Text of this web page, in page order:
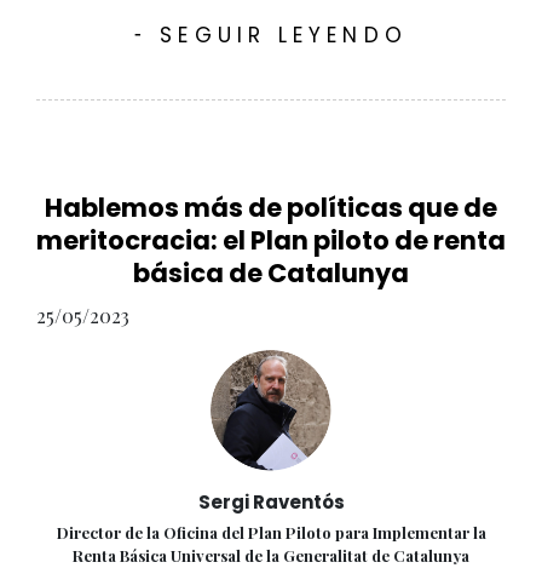
- SEGUIR LEYENDO
Hablemos más de políticas que de
meritocracia: el Plan piloto de renta
básica de Catalunya
25/05/2023
Sergi Raventós
Director de la Oficina del Plan Piloto para Implementar la
Renta Básica Universal de la Generalitat de Catalunya